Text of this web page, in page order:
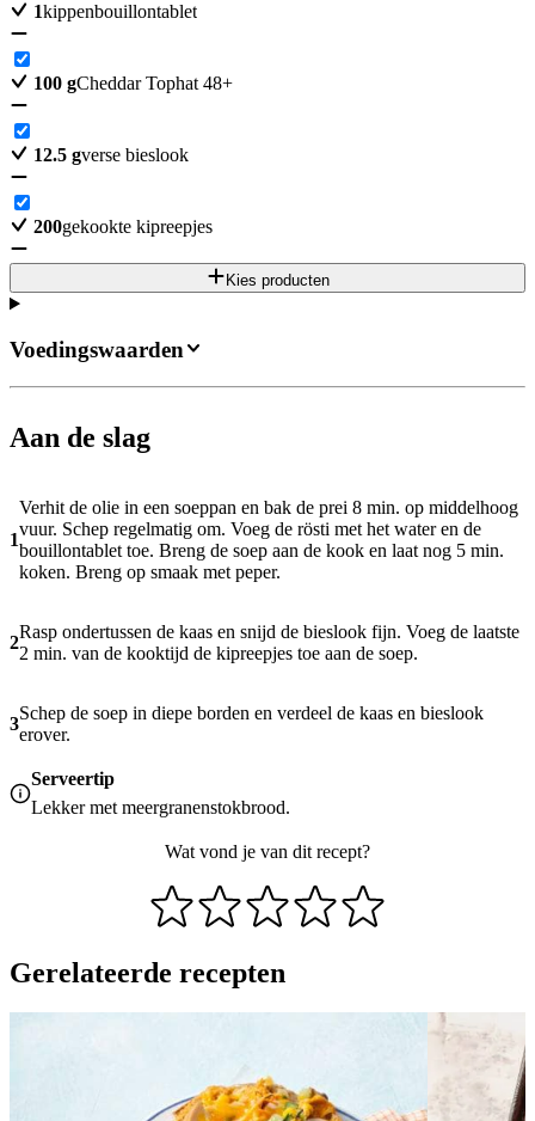
1kippenbouillontablet
100 gCheddar Tophat 48+
12.5 gverse bieslook
200gekookte kipreepjes
Kies producten
Aan de slag
1
Verhit de olie in een soeppan en bak de prei 8 min. op middelhoog
vuur. Schep regelmatig om. Voeg de rösti met het water en de
bouillontablet toe. Breng de soep aan de kook en laat nog 5 min.
koken. Breng op smaak met peper.
2
Rasp ondertussen de kaas en snijd de bieslook fijn. Voeg de laatste
2 min. van de kooktijd de kipreepjes toe aan de soep.
3
Schep de soep in diepe borden en verdeel de kaas en bieslook
erover.
Serveertip
Lekker met meergranenstokbrood.
Wat vond je van dit recept?
Voedingswaarden
Gerelateerde recepten